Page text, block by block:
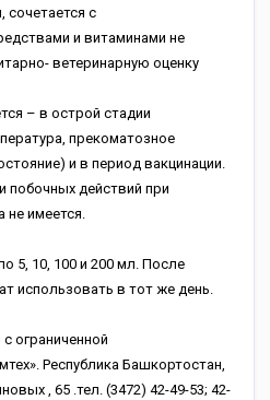
сочетается с
и витаминами не
ветеринарную оценку
– в острой стадии
прекоматозное
и в период вакцинации.
побочных действий при
не имеется.
5, 10, 100 и 200 мл. После
использовать в тот же день.
ограниченной
Республика Башкортостан,
, 65 .тел. (3472) 42-49-53; 42-